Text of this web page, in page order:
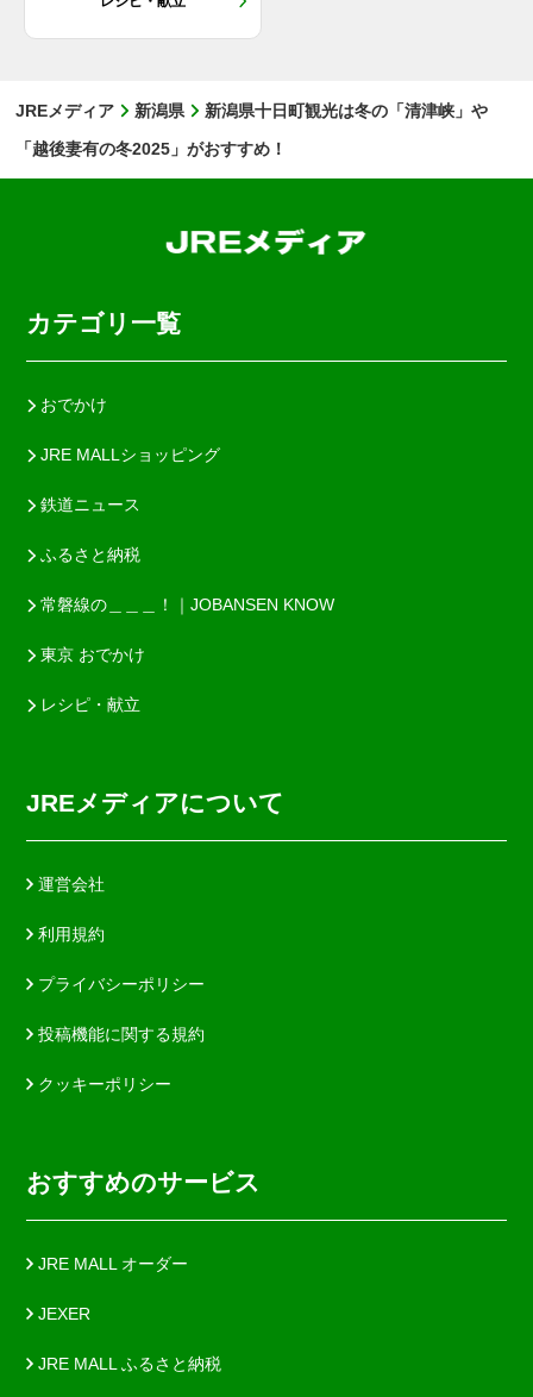
JREメディア 新潟県
新潟県十日町観光は冬の「清津峡」や
「越後妻有の冬2025」がおすすめ！
カテゴリ一覧
おでかけ
JRE MALLショッピング
鉄道ニュース
ふるさと納税
常磐線の＿＿＿！｜JOBANSEN KNOW
東京 おでかけ
レシピ・献立
JREメディアについて
運営会社
利用規約
プライバシーポリシー
投稿機能に関する規約
クッキーポリシー
おすすめのサービス
JRE MALL オーダー
JEXER
JRE MALL ふるさと納税